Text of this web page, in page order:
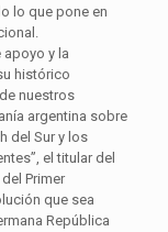
lo que pone en
y la
histórico
nuestros
argentina sobre
del Sur y los
el titular del
Primer
que sea
República